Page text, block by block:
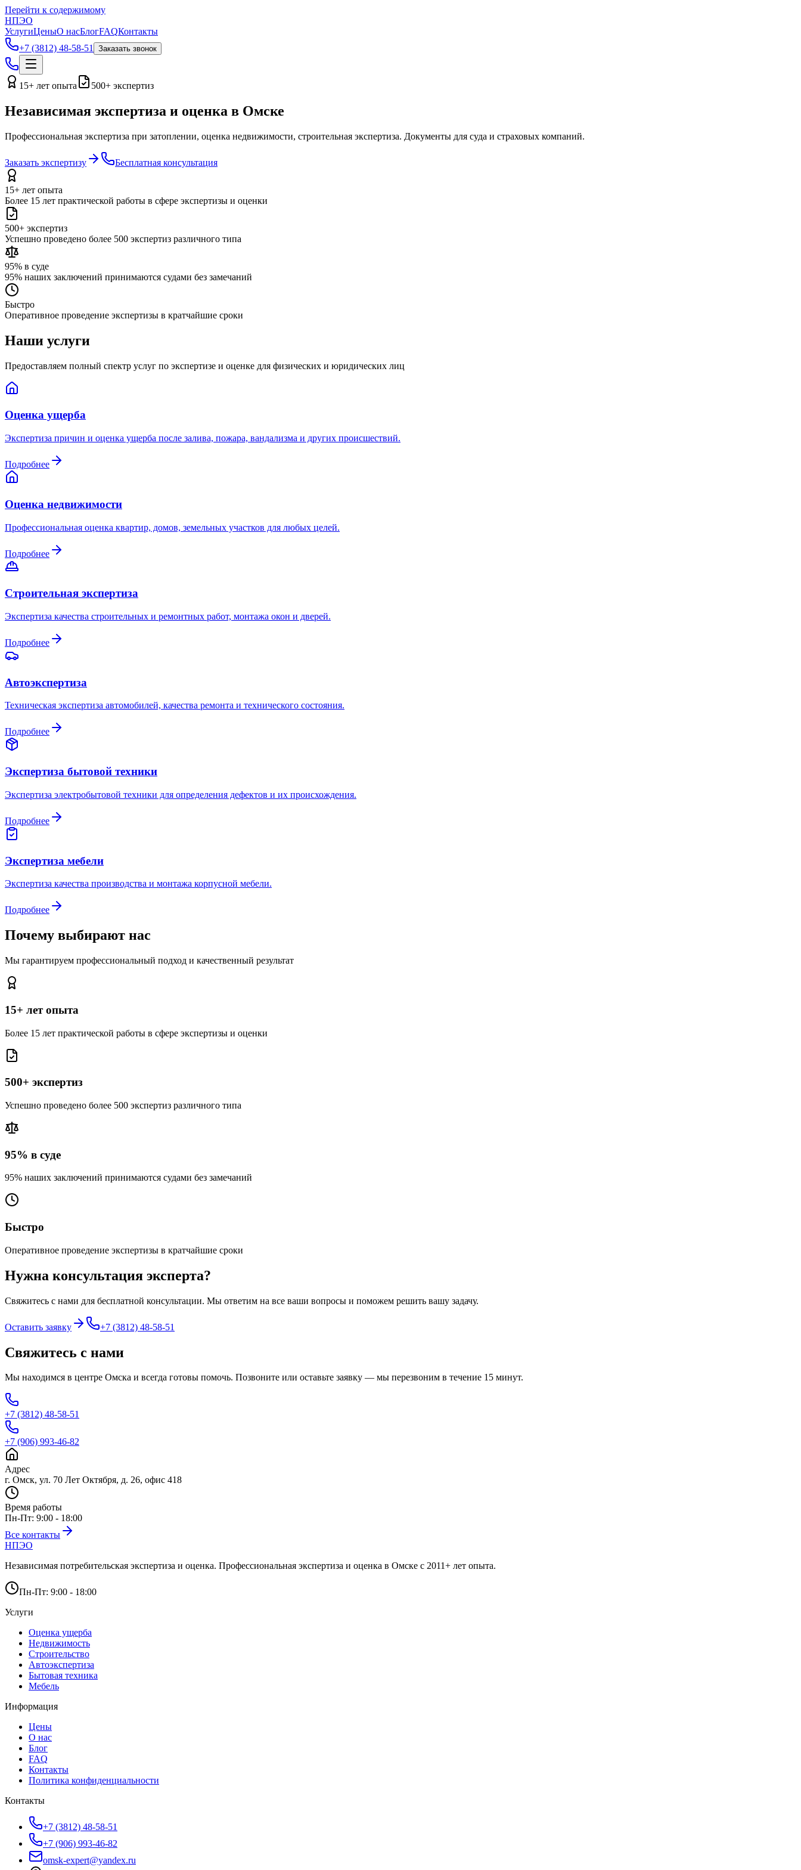
Перейти к содержимому
НПЭО
УслугиЦеныО насБлогFAQКонтакты
+7 (3812) 48-58-51
Заказать звонок
15+ лет опыта 500+ экспертиз
Независимая экспертиза и оценка в Омске
Профессиональная экспертиза при затоплении, оценка недвижимости, строительная экспертиза. Документы для суда и страховых компаний.
Заказать экспертизу Бесплатная консультация
15+ лет опыта
Более 15 лет практической работы в сфере экспертизы и оценки
500+ экспертиз
Успешно проведено более 500 экспертиз различного типа
95% в суде
95% наших заключений принимаются судами без замечаний
Быстро
Оперативное проведение экспертизы в кратчайшие сроки
Наши услуги
Предоставляем полный спектр услуг по экспертизе и оценке для физических и юридических лиц
Оценка ущерба
Экспертиза причин и оценка ущерба после залива, пожара, вандализма и других происшествий.
Подробнее
Оценка недвижимости
Профессиональная оценка квартир, домов, земельных участков для любых целей.
Подробнее
Строительная экспертиза
Экспертиза качества строительных и ремонтных работ, монтажа окон и дверей.
Подробнее
Автоэкспертиза
Техническая экспертиза автомобилей, качества ремонта и технического состояния.
Подробнее
Экспертиза бытовой техники
Экспертиза электробытовой техники для определения дефектов и их происхождения.
Подробнее
Экспертиза мебели
Экспертиза качества производства и монтажа корпусной мебели.
Подробнее
Почему выбирают нас
Мы гарантируем профессиональный подход и качественный результат
15+ лет опыта
Более 15 лет практической работы в сфере экспертизы и оценки
500+ экспертиз
Успешно проведено более 500 экспертиз различного типа
95% в суде
95% наших заключений принимаются судами без замечаний
Быстро
Оперативное проведение экспертизы в кратчайшие сроки
Нужна консультация эксперта?
Свяжитесь с нами для бесплатной консультации. Мы ответим на все ваши вопросы и поможем решить вашу задачу.
Оставить заявку +7 (3812) 48-58-51
Свяжитесь с нами
Мы находимся в центре Омска и всегда готовы помочь. Позвоните или оставьте заявку — мы перезвоним в течение 15 минут.
+7 (3812) 48-58-51
+7 (906) 993-46-82
Адрес
г. Омск, ул. 70 Лет Октября, д. 26, офис 418
Время работы
Пн-Пт: 9:00 - 18:00
Все контакты
НПЭО
Независимая потребительская экспертиза и оценка. Профессиональная экспертиза и оценка в Омске с 2011+ лет опыта.
Пн-Пт: 9:00 - 18:00
Услуги
Оценка ущерба
Недвижимость
Строительство
Автоэкспертиза
Бытовая техника
Мебель
Информация
Цены
О нас
Блог
FAQ
Контакты
Политика конфиденциальности
Контакты
+7 (3812) 48-58-51
+7 (906) 993-46-82
omsk-expert@yandex.ru